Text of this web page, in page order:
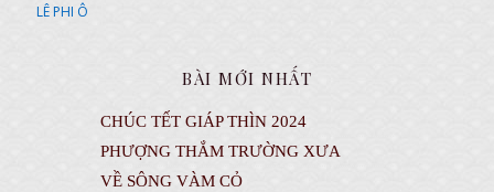
LÊ PHI Ô
BÀI MỚI NHẤT
CHÚC TẾT GIÁP THÌN 2024
PHƯỢNG THẮM TRƯỜNG XƯA
VỀ SÔNG VÀM CỎ